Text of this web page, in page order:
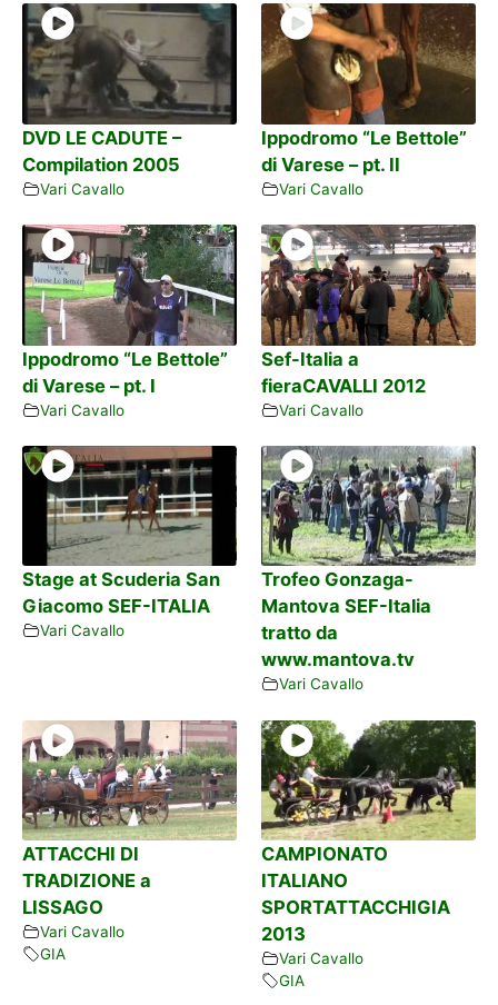
DVD LE CADUTE –
Compilation 2005
Vari Cavallo
Ippodromo “Le Bettole”
di Varese – pt. II
Vari Cavallo
Ippodromo “Le Bettole”
di Varese – pt. I
Vari Cavallo
Sef-Italia a
fieraCAVALLI 2012
Vari Cavallo
Stage at Scuderia San
Giacomo SEF-ITALIA
Vari Cavallo
Trofeo Gonzaga-
Mantova SEF-Italia
tratto da
www.mantova.tv
Vari Cavallo
ATTACCHI DI
TRADIZIONE a
LISSAGO
Vari Cavallo
GIA
CAMPIONATO
ITALIANO
SPORTATTACCHIGIA
2013
Vari Cavallo
GIA